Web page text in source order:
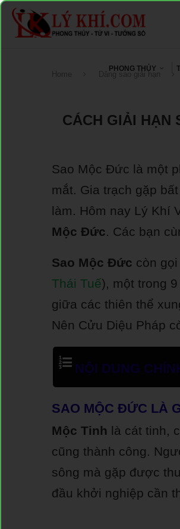
PHONG THỦY
Home Dâng sao giải hạn
CÁCH GIẢI HẠN
Sao Mộc Đức là một
mắt. Gia trạch gặp
làm. Hôm nay Lý Khí
Mộc Đức. Các bạn
Sao Mộc Đức còn
Thái Tuế), một trong
giữa các thiên thể
Nên Cửu Diệu Pháp
NỘI DUNG
SAO MỘC ĐỨC LÀ
Mộc Tinh là cát tinh,
cũng thành công.
sông mà gặp được
đầu khởi nghiệp cần